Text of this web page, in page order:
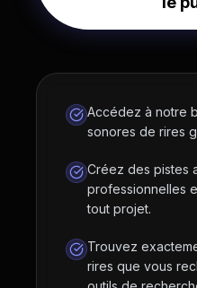
Accédez à notre
sonores de rires
Créez des pistes
professionnelles
tout projet.
Trouvez
rires que vous